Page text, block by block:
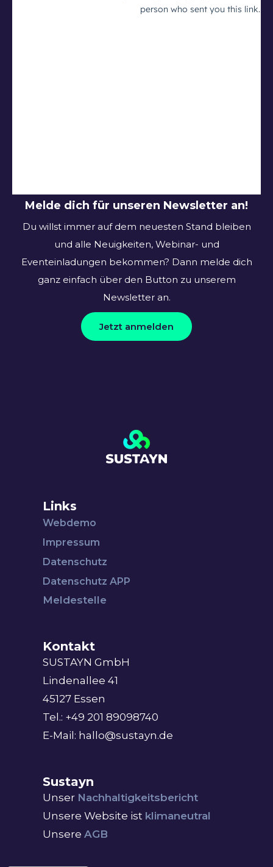
Melde dich für unseren Newsletter an!
Du willst immer auf dem neuesten Stand bleiben
und alle Neuigkeiten, Webinar- und
Eventeinladungen bekommen? Dann melde dich
ganz einfach über den Button zu unserem
Newsletter an.
Jetzt anmelden
Links
Webdemo
Impressum
Datenschutz
Datenschutz APP
Meldestelle
Kontakt
SUSTAYN GmbH
Lindenallee 41
45127 Essen
Tel.: +49 201 89098740
E-Mail: hallo@sustayn.de
Sustayn
Unser Nachhaltigkeitsbericht
Unsere Website ist klimaneutral
Unsere AGB